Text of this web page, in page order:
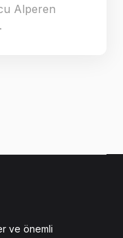
Alperen
ve önemli